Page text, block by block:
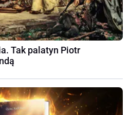
Tak palatyn Piotr